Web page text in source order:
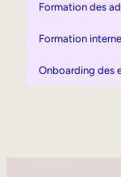
Formation des
Formation interne
Onboarding des